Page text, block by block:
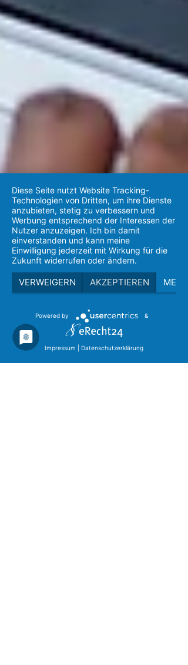
Diese Seite nutzt Website Tracking-
Technologien von Dritten, um ihre Dienste
anzubieten, stetig zu verbessern und
Werbung entsprechend der Interessen der
Nutzer anzuzeigen. Ich bin damit
einverstanden und kann meine
Einwilligung jederzeit mit Wirkung für die
Zukunft widerrufen oder ändern.
VERWEIGERN AKZEPTIEREN MEHR
Powered by &
Impressum Datenschutzerklärung